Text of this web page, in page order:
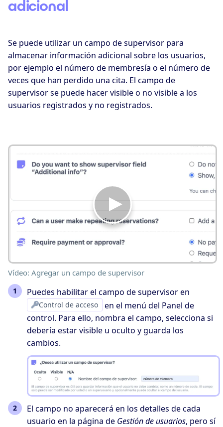
adicional
Se puede utilizar un campo de supervisor para
almacenar información adicional sobre los usuarios,
por ejemplo el número de membresía o el número de
veces que han perdido una cita. El campo de
supervisor se puede hacer visible o no visible a los
usuarios registrados y no registrados.
Vídeo: Agregar un campo de supervisor
Puedes habilitar el campo de supervisor en
Control de acceso
en el menú del Panel de
control. Para ello, nombra el campo, selecciona si
debería estar visible u oculto y guarda los
cambios.
El campo no aparecerá en los detalles de cada
usuario en la página de Gestión de usuarios, pero sí